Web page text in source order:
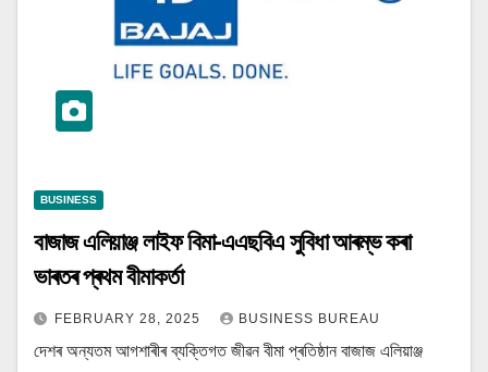
BUSINESS
বাজাজ এলিয়াঞ্জ লাইফ বিমা-এএছবিএ সুবিধা আৰম্ভ কৰা
ভাৰতৰ প্ৰথম বীমাকৰ্তা
FEBRUARY 28, 2025 BUSINESS BUREAU
দেশৰ অন্যতম আগশাৰীৰ ব্যক্তিগত জীৱন বীমা প্ৰতিষ্ঠান বাজাজ এলিয়াঞ্জ